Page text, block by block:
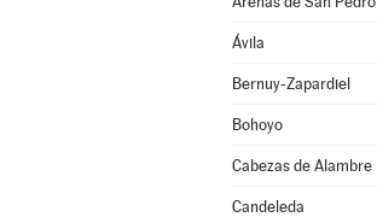
Ávila
Bernuy-Zapardiel
Bohoyo
Cabezas de Alambre
Candeleda